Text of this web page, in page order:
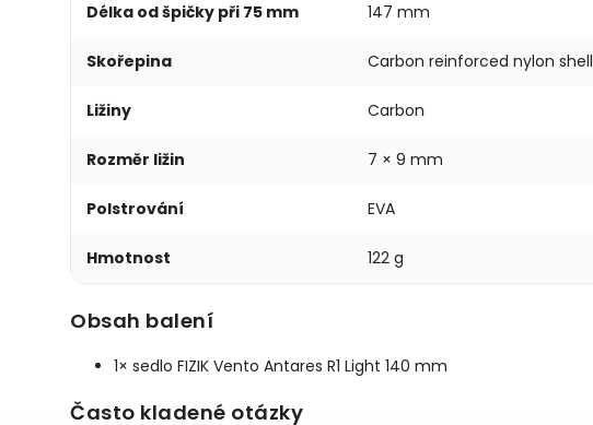
Délka od špičky při 75 mm 147 mm
Skořepina Carbon reinforced nylon shell
Ližiny Carbon
Rozměr ližin 7 × 9 mm
Polstrování EVA
Hmotnost 122 g
Obsah balení
1× sedlo FIZIK Vento Antares R1 Light 140 mm
Často kladené otázky